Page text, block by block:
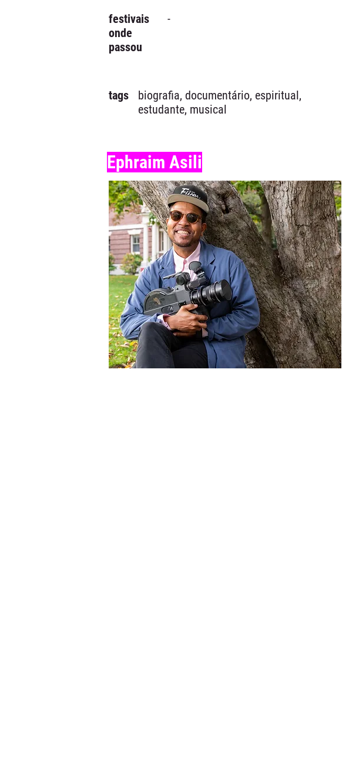
festivais
onde
passou
-
tags
biografia, documentário, espiritual,
estudante, musical
Ephraim Asili